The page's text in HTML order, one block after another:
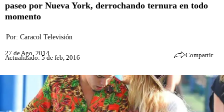
paseo por Nueva York, derrochando ternura en todo
momento
Por: Caracol Televisión
27 de Ago, 2014
Actualizado: 5 de feb, 2016 Compartir